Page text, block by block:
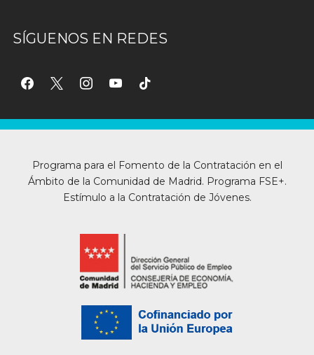
SÍGUENOS EN REDES
facebook
x instagramyoutubetiktok
Programa para el Fomento de la Contratación en el
Ámbito de la Comunidad de Madrid. Programa FSE+.
Estímulo a la Contratación de Jóvenes.